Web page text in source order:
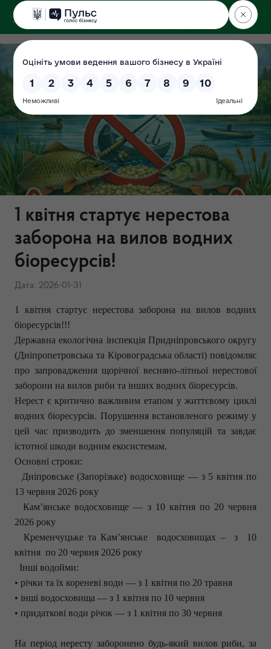
ДЕРЖЕКОІНСПЕКЦІЯ
1 квітня стартує нерестова
заборона на вилов водних
біоресурсів!
Дата: 2026-01-31
1 квітня стартує нерестова заборона на вилов водних
біоресурсів!!!
Державна екологічна інспекція Придніпровського округу
(Дніпропетровська та Кіровоградська області) повідомляє
про запровадження щорічної весняно-літньої нерестової
заборони на вилов риби та інших водних біоресурсів.
Нерест є критично важливим етапом у життєвому циклі
водних біоресурсів. Порушення встановленого режиму у
цей час призводить до зменшення популяцій та завдає
істотної шкоди водним екосистемам.
Основні строки:
Дніпровське (Запорізьке) водосховище — з 5 квітня по
13 червня 2026 року
Кам’янське водосховище — з 10 квітня по 20 червня
2026 року
Кременчуцьке та Кам’янське водосховищах – з 10
квітня по 20 червня 2026 року
Інші водойми:
• річки та їх кореневі води — з 1 квітня по 20 травня
• інші водосховища — з 1 квітня по 10 червня
• придаткові води річок — з 1 квітня по 30 червня
На період нересту заборонено будь-який вилов риби, за